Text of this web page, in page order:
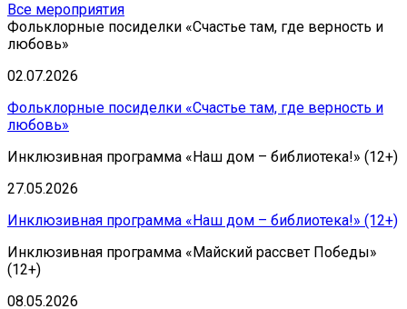
Все мероприятия
Фольклорные посиделки «Счастье там, где верность и
любовь»
02.07.2026
Фольклорные посиделки «Счастье там, где верность и
любовь»
Инклюзивная программа «Наш дом – библиотека!» (12+)
27.05.2026
Инклюзивная программа «Наш дом – библиотека!» (12+)
Инклюзивная программа «Майский рассвет Победы»
(12+)
08.05.2026